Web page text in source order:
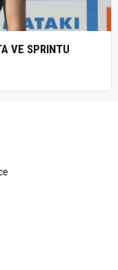
VE SPRINTU